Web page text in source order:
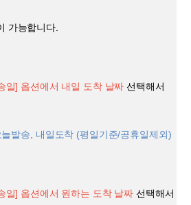
가능합니다.
일] 옵션에서 내일 도착 날짜 선택해서
발송, 내일도착 (평일기준/공휴일제외)
일] 옵션에서 원하는 도착 날짜 선택해서